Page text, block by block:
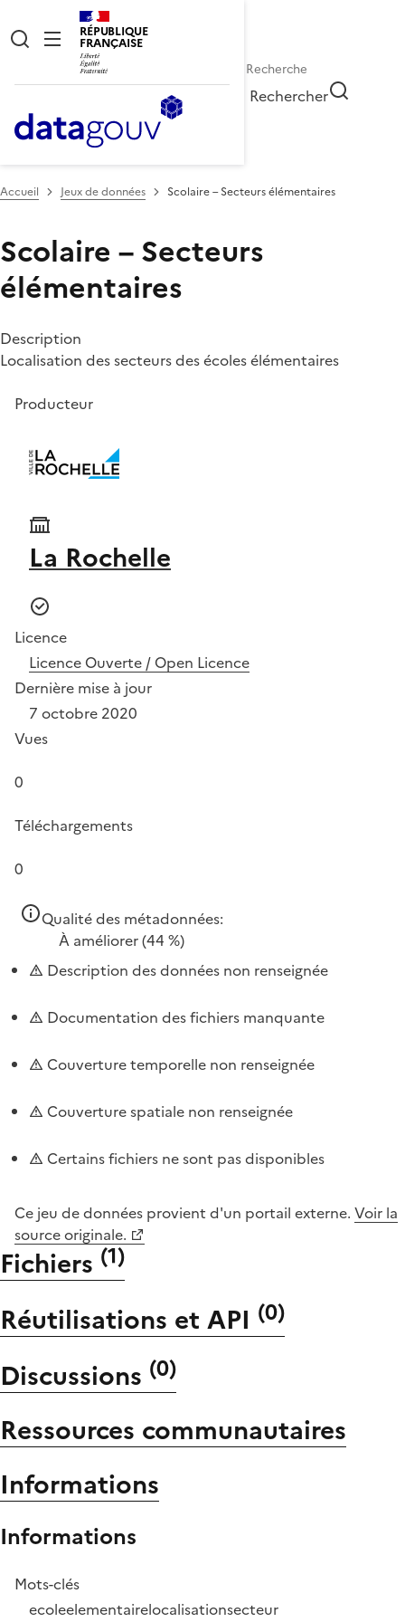
RÉPUBLIQUE
FRANÇAISE
Rechercher
Accueil Jeux de données Scolaire – Secteurs élémentaires
Scolaire – Secteurs
élémentaires
Description
Localisation des secteurs des écoles élémentaires
Producteur
La Rochelle
Licence
Licence Ouverte / Open Licence
Dernière mise à jour
7 octobre 2020
Vues
0
Téléchargements
0
Qualité des métadonnées:
À améliorer(44 %)
Description des données non renseignée
Documentation des fichiers manquante
Couverture temporelle non renseignée
Couverture spatiale non renseignée
Certains fichiers ne sont pas disponibles
Ce jeu de données provient d'un portail externe. Voir la
source originale.
Fichiers (1)
Réutilisations et API (0)
Discussions (0)
Ressources communautaires
Informations
Informations
Mots-clés
ecoleelementairelocalisationsecteur